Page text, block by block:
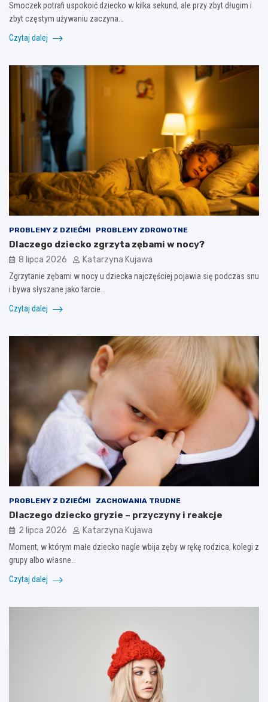
Smoczek potrafi uspokoić dziecko w kilka sekund, ale przy zbyt długim i
zbyt częstym używaniu zaczyna…
Czytaj dalej
PROBLEMY Z DZIEĆMI PROBLEMY ZDROWOTNE
Dlaczego dziecko zgrzyta zębami w nocy?
8 lipca 2026 Katarzyna Kujawa
Zgrzytanie zębami w nocy u dziecka najczęściej pojawia się podczas snu
i bywa słyszane jako tarcie…
Czytaj dalej
PROBLEMY Z DZIEĆMI ZACHOWANIA TRUDNE
Dlaczego dziecko gryzie – przyczyny i reakcje
2 lipca 2026 Katarzyna Kujawa
Moment, w którym małe dziecko nagle wbija zęby w rękę rodzica, kolegi z
grupy albo własne…
Czytaj dalej